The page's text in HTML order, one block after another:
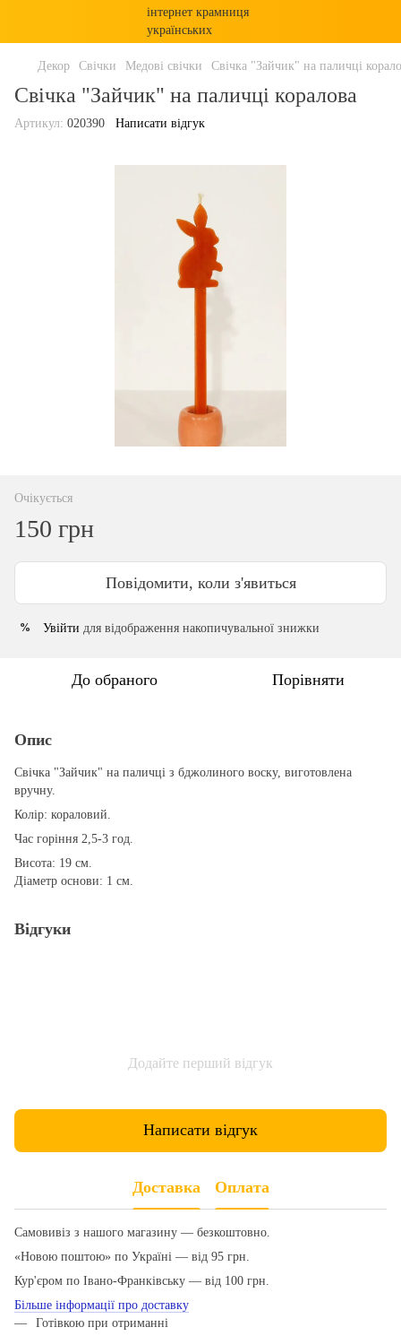
Декор Свічки Медові свічки Свічка "Зайчик" на паличці
Свічка "Зайчик" на паличці коралова
Артикул: 020390 Написати відгук
Очікується
150 грн
Повідомити, коли з'явиться
% Увійти для відображення накопичувальної знижки
До обраного Порівняти
Опис
Свічка "Зайчик" на паличці з бджолиного воску, виготовлена
вручну.
Колір: кораловий.
Час горіння 2,5-3 год.
Висота: 19 см.
Діаметр основи: 1 см.
Відгуки
Додайте перший відгук
Написати відгук
Доставка Оплата
Самовивіз з нашого магазину — безкоштовно.
«Новою поштою» по Україні — від 95 грн.
Кур'єром по Івано-Франківську — від 100 грн.
Більше інформації про доставку
Готівкою при отриманні